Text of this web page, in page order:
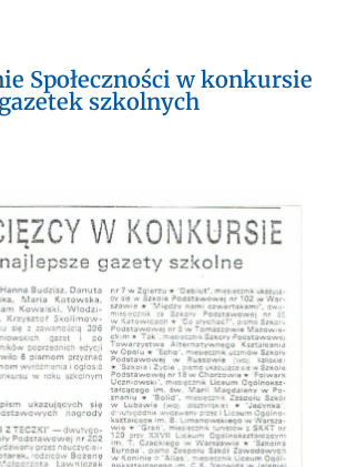
Społeczności w konkursie
gazetek szkolnych